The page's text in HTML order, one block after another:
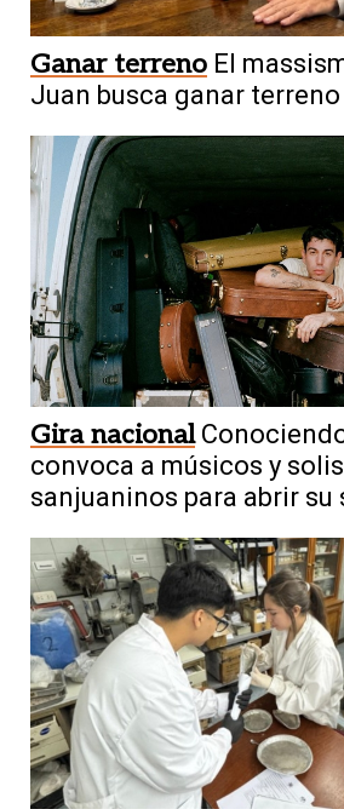
Ganar terreno El
Juan busca ganar
Gira nacional
convoca a músicos y
sanjuaninos para abrir su